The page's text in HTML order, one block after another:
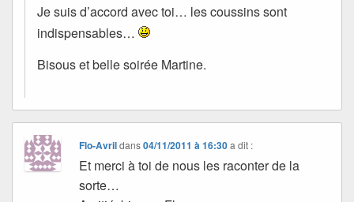
Je suis d’accord avec toi… les coussins sont
indispensables…
Bisous et belle soirée Martine.
Flo-Avrildans04/11/2011 à 16:30 a dit :
Et merci à toi de nous les raconter de la
sorte…